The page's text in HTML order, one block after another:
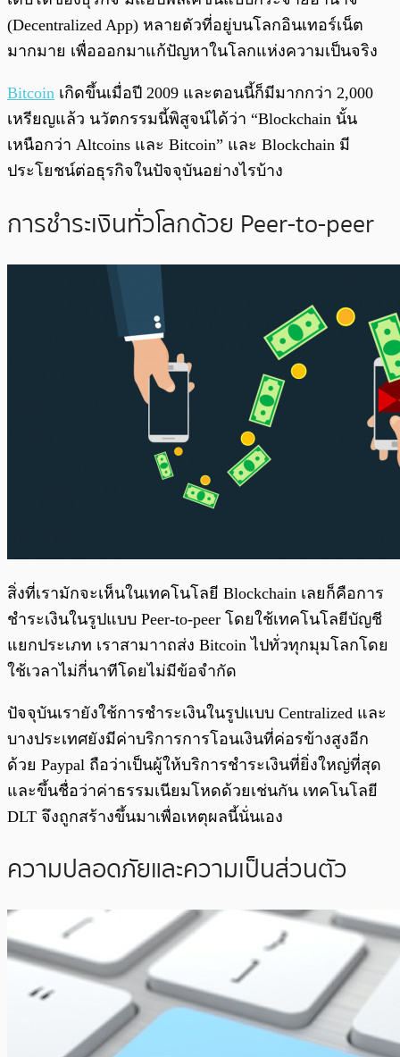
(Decentralized App) หลายตัวที่อยู่บนโลกอินเทอร์เน็ต
มากมาย เพื่อออกมาแก้ปัญหาในโลกแห่งความเป็นจริง
Bitcoin เกิดขึ้นเมื่อปี 2009 และตอนนี้ก็มีมากกว่า 2,000
เหรียญแล้ว นวัตกรรมนี้พิสูจน์ได้ว่า “Blockchain นั้น
เหนือกว่า Altcoins และ Bitcoin” และ Blockchain มี
ประโยชน์ต่อธุรกิจในปัจจุบันอย่างไรบ้าง
การชำระเงินทั่วโลกด้วย Peer-to-peer
สิ่งที่เรามักจะเห็นในเทคโนโลยี Blockchain เลยก็คือการ
ชำระเงินในรูปแบบ Peer-to-peer โดยใช้เทคโนโลยีบัญชี
แยกประเภท เราสามาาถส่ง Bitcoin ไปทั่วทุกมุมโลกโดย
ใช้เวลาไม่กี่นาทีโดยไม่มีข้อจำกัด
ปัจจุบันเรายังใช้การชำระเงินในรูปแบบ Centralized และ
บางประเทศยังมีค่าบริการการโอนเงินที่ค่อรข้างสูงอีก
ด้วย Paypal ถือว่าเป็นผู้ให้บริการชำระเงินที่ยิ่งใหญ่ที่สุด
และขึ้นชื่อว่าค่าธรรมเนียมโหดด้วยเช่นกัน เทคโนโลยี
DLT จึงถูกสร้างขึ้นมาเพื่อเหตุผลนี้นั่นเอง
ความปลอดภัยและความเป็นส่วนตัว